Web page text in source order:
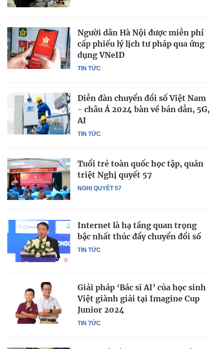
TIN TỨC
Người dân Hà Nội được miễn phí
cấp phiếu lý lịch tư pháp qua ứng
dụng VNeID
TIN TỨC
Diễn đàn chuyển đổi số Việt Nam
- châu Á 2024 bàn về bán dẫn, 5G,
AI
NGHỊ QUYẾT 57
Tuổi trẻ toàn quốc học tập, quán
triệt Nghị quyết 57
TIN TỨC
Internet là hạ tầng quan trọng
bậc nhất thúc đẩy chuyển đổi số
TIN TỨC
Giải pháp ‘Bác sĩ AI’ của học sinh
Việt giành giải tại Imagine Cup
Junior 2024